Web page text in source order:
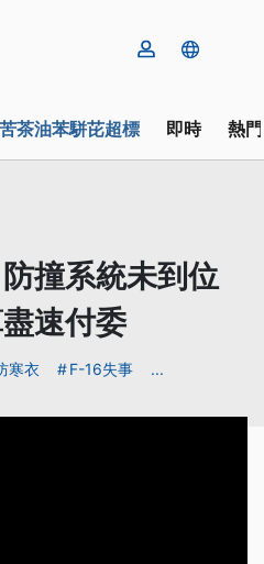
苦茶油苯駢芘超標 即時 熱
撞系統未到位
速付委
寒衣 F-16失事 ...